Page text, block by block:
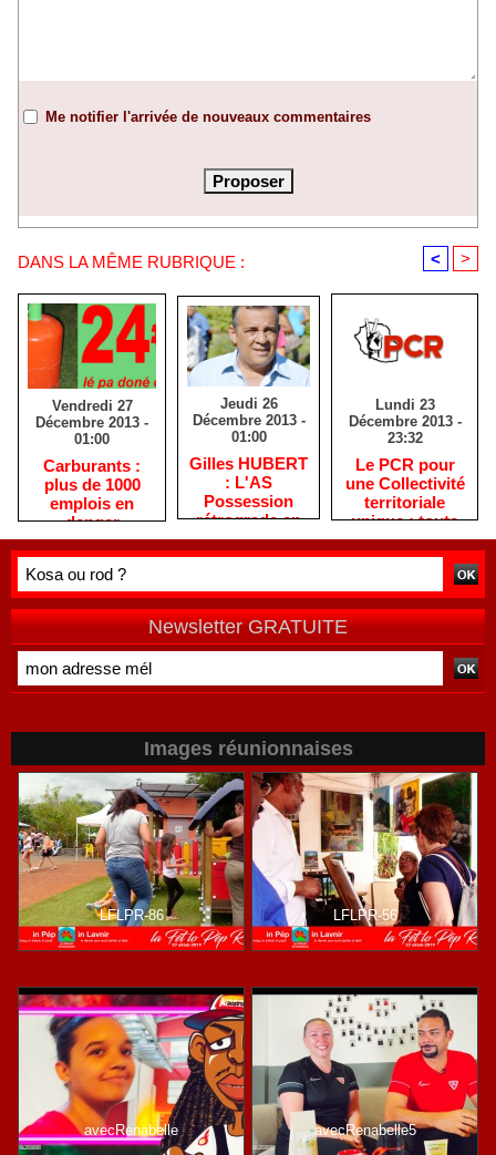
Me notifier l'arrivée de nouveaux commentaires
DANS LA MÊME RUBRIQUE : < >
Vendredi 27
Décembre 2013 -
01:00
Carburants :
plus de 1000
emplois en
danger
Jeudi 26
Décembre 2013 -
01:00
Gilles HUBERT
: L'AS
Possession
rétrograde en
deuxième
division
Lundi 23
Décembre 2013 -
23:32
Le PCR pour
une Collectivité
territoriale
unique : toute
autre prise de
position ne peut
qu'individuelle
Newsletter GRATUITE
Images réunionnaises
LFLPR-86 LFLPR-56
avecRenabelle avecRenabelle5